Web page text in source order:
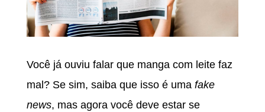
Você já ouviu falar que manga com leite faz
mal? Se sim, saiba que isso é uma fake
news, mas agora você deve estar se